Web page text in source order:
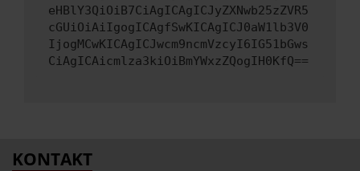
eHBlY3QiOiB7CiAgICAgICJyZXNwb25zZVR5
cGUiOiAiIgogICAgfSwKICAgICJ0aW1lb3V0
IjogMCwKICAgICJwcm9ncmVzcyI6IG51bGws
CiAgICAicmlza3kiOiBmYWxzZQogIH0KfQ==
KONTAKT